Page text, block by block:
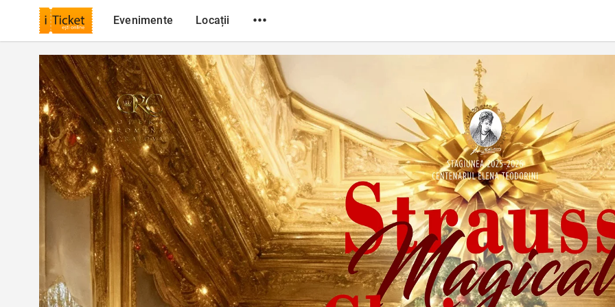
Evenimente Locații •••
Toate evenimentele care contează din Romania
Concerte
Strauss Magical Christmas